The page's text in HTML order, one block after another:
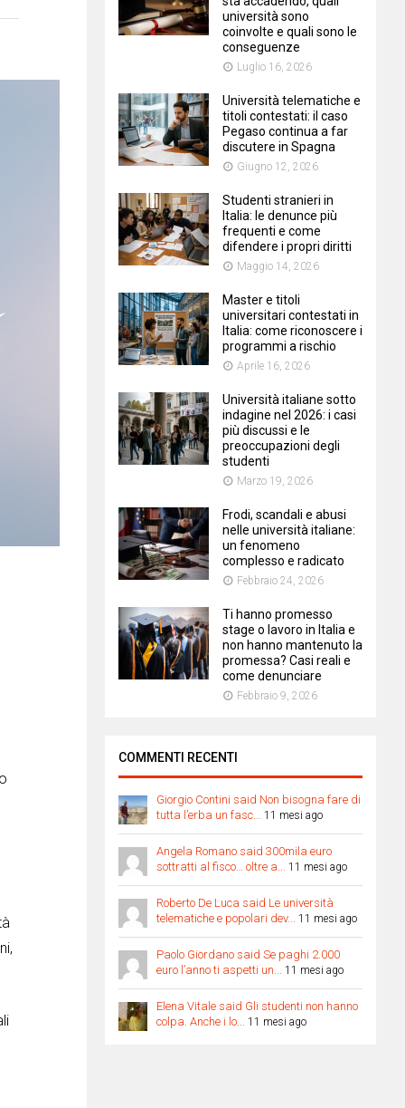
università sono
coinvolte e quali sono le
conseguenze
Luglio 16, 2026
Università telematiche e
titoli contestati: il caso
Pegaso continua a far
discutere in Spagna
Giugno 12, 2026
Studenti stranieri in
Italia: le denunce più
frequenti e come
difendere i propri diritti
Maggio 14, 2026
Master e titoli
universitari contestati in
Italia: come riconoscere i
programmi a rischio
Aprile 16, 2026
Università italiane sotto
indagine nel 2026: i casi
più discussi e le
preoccupazioni degli
studenti
Marzo 19, 2026
Frodi, scandali e abusi
nelle università italiane:
un fenomeno
complesso e radicato
Febbraio 24, 2026
Ti hanno promesso
stage o lavoro in Italia e
non hanno mantenuto la
promessa? Casi reali e
come denunciare
Febbraio 9, 2026
COMMENTI RECENTI
Giorgio Contini said Non bisogna fare di
tutta l’erba un fasc... 11 mesi ago
Angela Romano said 300mila euro
sottratti al fisco… oltre a... 11 mesi ago
Roberto De Luca said Le università
telematiche e popolari dev... 11 mesi ago
Paolo Giordano said Se paghi 2.000
euro l’anno ti aspetti un... 11 mesi ago
Elena Vitale said Gli studenti non hanno
colpa. Anche i lo... 11 mesi ago